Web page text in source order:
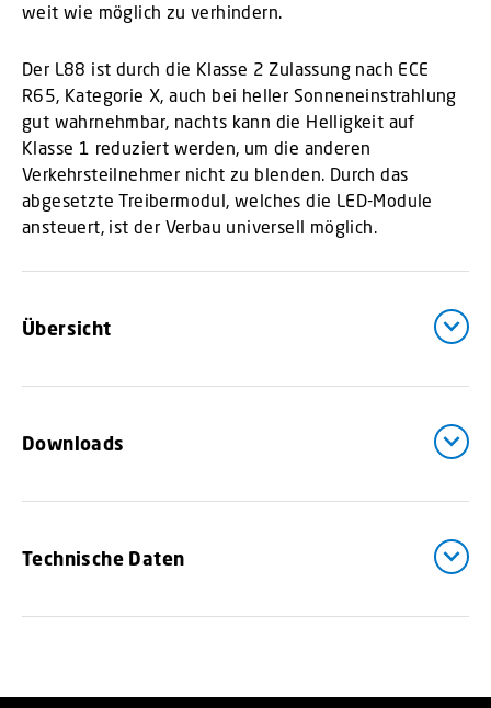
weit wie möglich zu verhindern.
Der L88 ist durch die Klasse 2 Zulassung nach ECE
R65, Kategorie X, auch bei heller Sonneneinstrahlung
gut wahrnehmbar, nachts kann die Helligkeit auf
Klasse 1 reduziert werden, um die anderen
Verkehrsteilnehmer nicht zu blenden. Durch das
abgesetzte Treibermodul, welches die LED-Module
ansteuert, ist der Verbau universell möglich.
Übersicht
Downloads
Technische Daten